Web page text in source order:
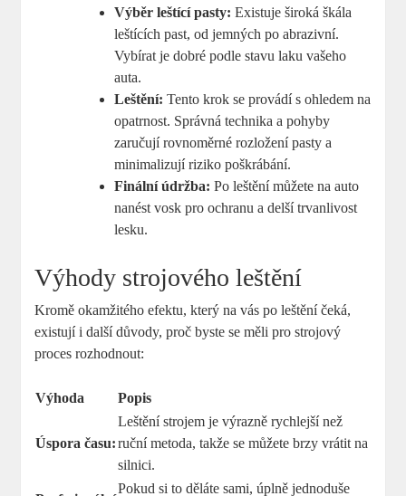
Výběr leštící pasty: Existuje široká škála
‌leštících past, od jemných‌ po abrazivní.
Vybírat je dobré podle‍ stavu laku vašeho
auta.
Leštění: Tento⁢ krok se provádí s ohledem na
opatrnost. Správná technika a ​pohyby​
zaručují rovnoměrné rozložení pasty a
minimalizují riziko poškrábání.
Finální údržba: Po leštění můžete na auto
nanést vosk​ pro ochranu ⁣a delší trvanlivost
⁢lesku.
Výhody strojového⁢ leštění
Kromě okamžitého efektu, který na vás po leštění čeká, ​
existují i další důvody, proč byste ⁤se měli pro ‌strojový
proces rozhodnout:
Výhoda Popis
Úspora času:
Leštění strojem je výrazně rychlejší⁢ než
ruční⁢ metoda, ⁤takže ‌se můžete brzy ⁢vrátit na
silnici.
Pokud si to děláte sami, ⁤úplně jednoduše